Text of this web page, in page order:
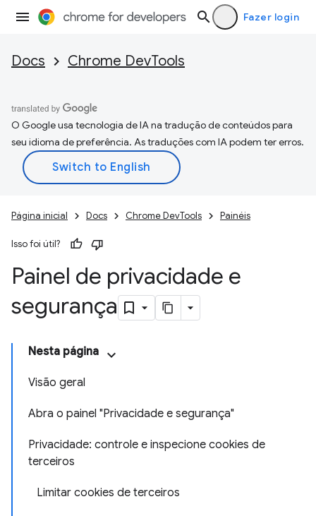
Fazer login
Docs Chrome DevTools
O Google usa tecnologia de IA na tradução de conteúdos para
seu idioma de preferência. As traduções com IA podem ter erros.
Página inicial Docs Chrome DevTools Painéis
Isso foi útil?
Painel de privacidade e
segurança
Nesta página
Visão geral
Abra o painel "Privacidade e segurança"
Privacidade: controle e inspecione cookies de
terceiros
Limitar cookies de terceiros